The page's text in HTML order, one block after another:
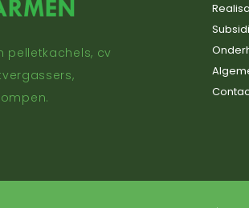
pelletkachels, cv